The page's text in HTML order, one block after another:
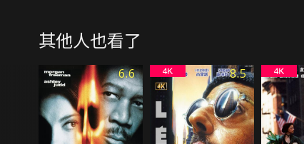
其他人也看了
6.6 8.5